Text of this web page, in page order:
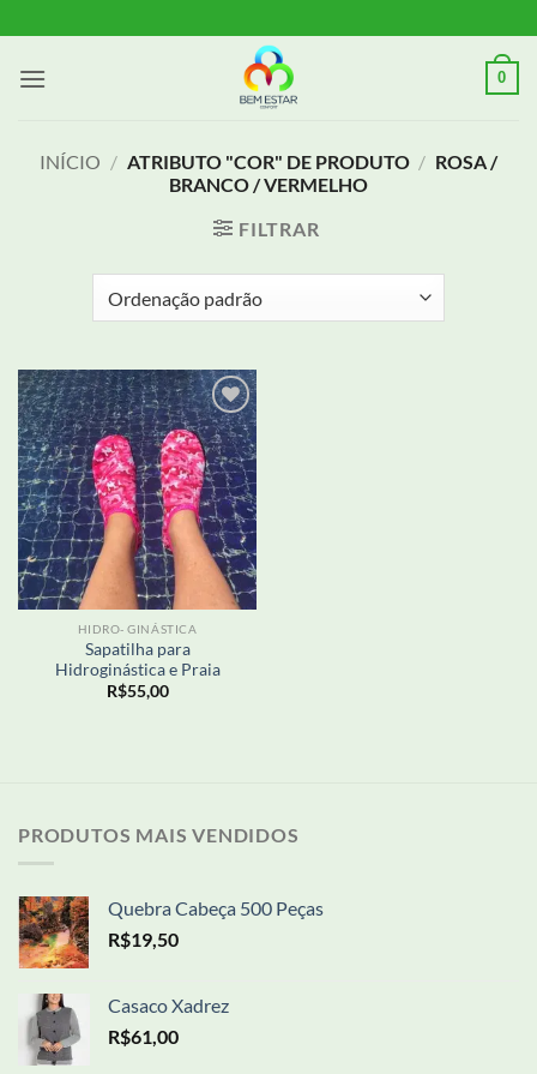
to
content
0
INÍCIO / ATRIBUTO "COR" DE PRODUTO / ROSA /
BRANCO / VERMELHO
FILTRAR
Adicionar
aos meus
desejos
HIDRO- GINÁSTICA
Sapatilha para
Hidroginástica e Praia
R$55,00
PRODUTOS MAIS VENDIDOS
Quebra Cabeça 500 Peças
R$19,50
Casaco Xadrez
R$61,00